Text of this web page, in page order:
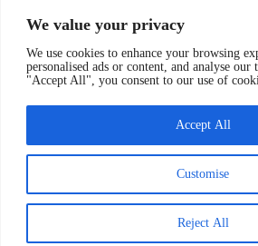
We value your privacy
We use cookies to enhance your browsing
personalised ads or content, and analyse
"Accept All", you consent to our use of
Customise
Reject All
Accept All
Política de privacidad
Términos y Condiciones
Copyright ©
Powered By:
www.beranyer.com
www.crisalida.us